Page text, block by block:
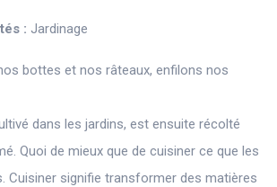
: Jardinage
bottes et nos râteaux, enfilons nos
dans les jardins, est ensuite récolté
Quoi de mieux que de cuisiner ce que les
Cuisiner signifie transformer des matières